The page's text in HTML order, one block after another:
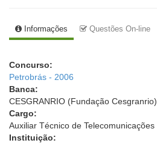
Informações Questões On-line
Concurso:
Petrobrás - 2006
Banca:
CESGRANRIO (Fundação Cesgranrio)
Cargo:
Auxiliar Técnico de Telecomunicações
Instituição: